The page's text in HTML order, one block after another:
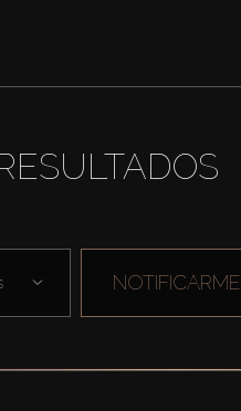
NOTIFICARME